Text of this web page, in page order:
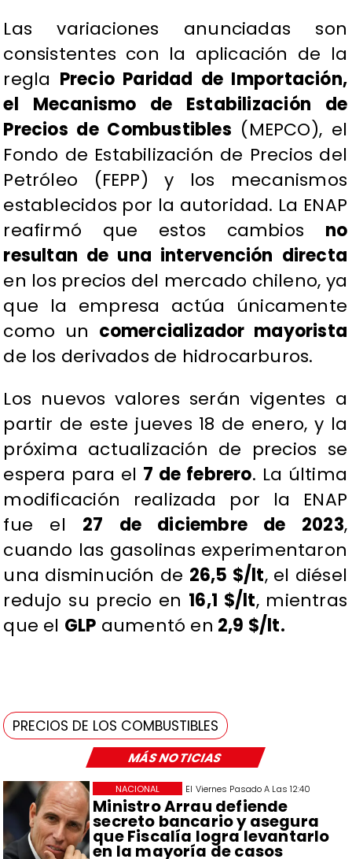
MÁS NOTICIAS
El Viernes Pasado A Las 12:40
Ministro Arrau defiende
secreto bancario y asegura
que Fiscalía logra levantarlo
en la mayoría de casos
NACIONAL
​Las variaciones anunciadas son
consistentes con la aplicación de la
regla Precio Paridad de Importación,
el Mecanismo de Estabilización de
Precios de Combustibles (MEPCO), el
Fondo de Estabilización de Precios del
Petróleo (FEPP) y los mecanismos
establecidos por la autoridad. La ENAP
reafirmó que estos cambios no
resultan de una intervención directa
en los precios del mercado chileno, ya
que la empresa actúa únicamente
como un comercializador mayorista
de los derivados de hidrocarburos.
​Los nuevos valores serán vigentes a
partir de este jueves 18 de enero, y la
próxima actualización de precios se
espera para el 7 de febrero. La última
modificación realizada por la ENAP
fue el 27 de diciembre de 2023,
cuando las gasolinas experimentaron
una disminución de 26,5 $/lt, el diésel
redujo su precio en 16,1 $/lt, mientras
que el GLP aumentó en 2,9 $/lt.
PRECIOS DE LOS COMBUSTIBLES